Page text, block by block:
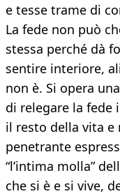
e tesse trame di
La fede non può
stessa perché dà
sentire interiore,
non è. Si opera
di relegare la fede
il resto della vita e
penetrante
“l’intima molla”
che si è e si vive,